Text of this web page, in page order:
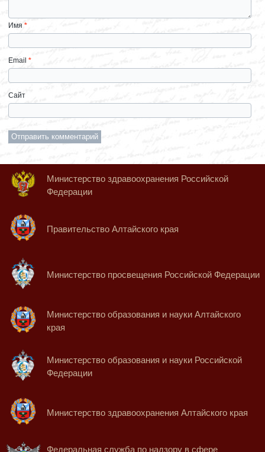
Имя*
Email*
Сайт
Министерство здравоохранения Российской
Федерации
Правительство Алтайского края
Министерство просвещения Российской Федерации
Министерство образования и науки Алтайского
края
Министерство образования и науки Российской
Федерации
Министерство здравоохранения Алтайского края
Федеральная служба по надзору в сфере